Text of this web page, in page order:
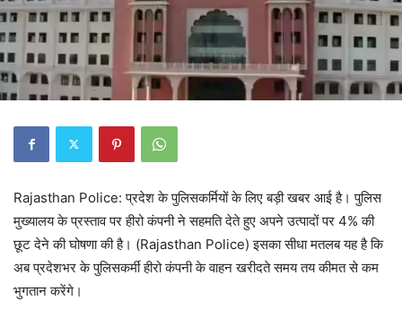
Rajasthan Police: प्रदेश के पुलिसकर्मियों के लिए बड़ी खबर आई है। पुलिस
मुख्यालय के प्रस्ताव पर हीरो कंपनी ने सहमति देते हुए अपने उत्पादों पर 4% की
छूट देने की घोषणा की है। (Rajasthan Police) इसका सीधा मतलब यह है कि
अब प्रदेशभर के पुलिसकर्मी हीरो कंपनी के वाहन खरीदते समय तय कीमत से कम
भुगतान करेंगे।